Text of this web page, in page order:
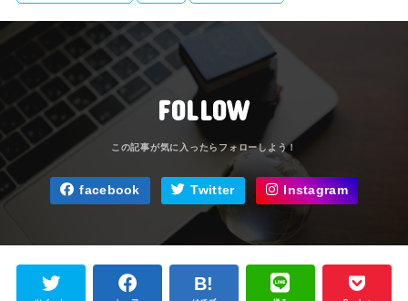
FOLLOW
facebook Twitter Instagram